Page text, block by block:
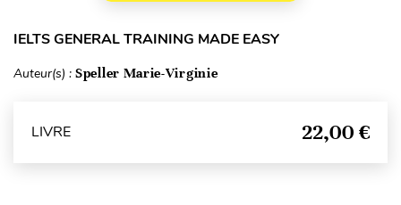
IELTS GENERAL TRAINING MADE EASY
Auteur(s) : Speller Marie-Virginie
LIVRE 22,00 €